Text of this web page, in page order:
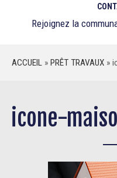
Rejoignez la
ACCUEIL » PRÊT TRAVAUX »
icone-